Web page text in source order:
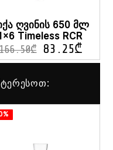
ღვინის 650 მლ
Timeless RCR
₾ 83.25₾